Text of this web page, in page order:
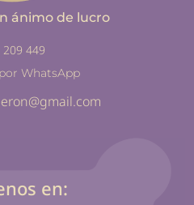
ánimo de lucro
209 449
WhatsApp
en: